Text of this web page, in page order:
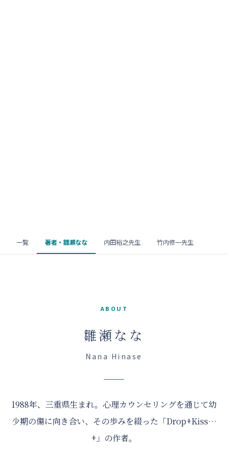
一覧 著者・雛瀬なな 内田裕之先生 竹内修一先生
ABOUT
雛瀬なな
Nana Hinase
1988年、三重県生まれ。心理カウンセリングを通じて幼
少期の傷に向き合い、その歩みを綴った「Drop+Kiss…
+」の作者。